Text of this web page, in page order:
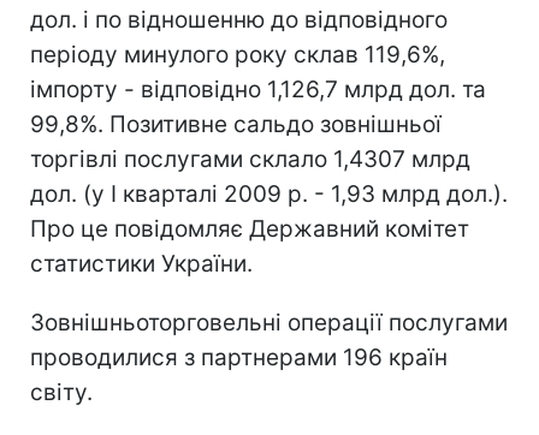
дол. і по відношенню до відповідного
періоду минулого року склав 119,6%,
імпорту - відповідно 1,126,7 млрд дол. та
99,8%. Позитивне сальдо зовнішньої
торгівлі послугами склало 1,4307 млрд
дол. (у І кварталі 2009 р. - 1,93 млрд дол.).
Про це повідомляє Державний комітет
статистики України.
Зовнішньоторговельні операції послугами
проводилися з партнерами 196 країн
світу.